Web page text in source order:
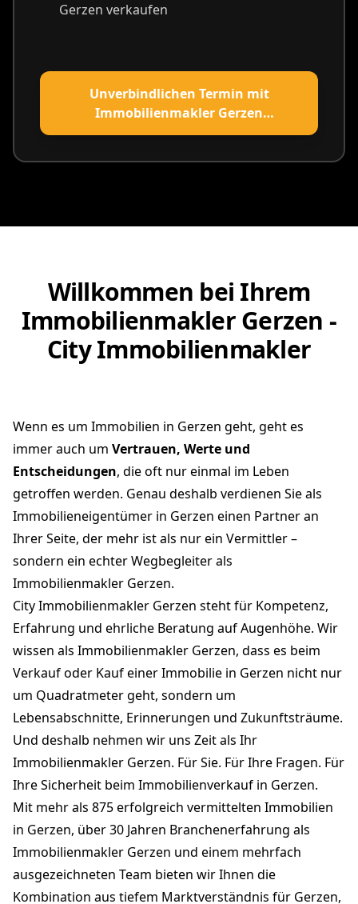
Gerzen verkaufen
Unverbindlichen Termin mit
Immobilienmakler Gerzen
vereinbaren
Willkommen bei Ihrem
Immobilienmakler Gerzen -
City Immobilienmakler
Wenn es um Immobilien in Gerzen geht, geht es
immer auch um Vertrauen, Werte und
Entscheidungen, die oft nur einmal im Leben
getroffen werden. Genau deshalb verdienen Sie als
Immobilieneigentümer in Gerzen einen Partner an
Ihrer Seite, der mehr ist als nur ein Vermittler –
sondern ein echter Wegbegleiter als
Immobilienmakler Gerzen.
City Immobilienmakler Gerzen steht für Kompetenz,
Erfahrung und ehrliche Beratung auf Augenhöhe. Wir
wissen als Immobilienmakler Gerzen, dass es beim
Verkauf oder Kauf einer Immobilie in Gerzen nicht nur
um Quadratmeter geht, sondern um
Lebensabschnitte, Erinnerungen und Zukunftsträume.
Und deshalb nehmen wir uns Zeit als Ihr
Immobilienmakler Gerzen. Für Sie. Für Ihre Fragen. Für
Ihre Sicherheit beim Immobilienverkauf in Gerzen.
Mit mehr als 875 erfolgreich vermittelten Immobilien
in Gerzen, über 30 Jahren Branchenerfahrung als
Immobilienmakler Gerzen und einem mehrfach
ausgezeichneten Team bieten wir Ihnen die
Kombination aus tiefem Marktverständnis für Gerzen,